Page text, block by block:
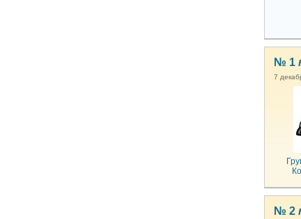
№ 1
7
№ 2